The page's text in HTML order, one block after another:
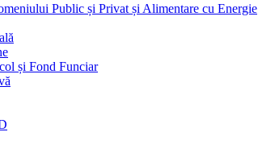
Public și Privat și Alimentare cu Energie
și Fond Funciar